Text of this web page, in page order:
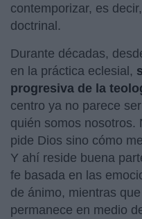
contemporizar, es
doctrinal.
Durante décadas,
en la práctica eclesial,
progresiva de la
centro ya no parece
quién somos nosotros.
pide Dios sino cómo
Y ahí reside buena
fe basada en las
de ánimo, mientras
permanece en medio